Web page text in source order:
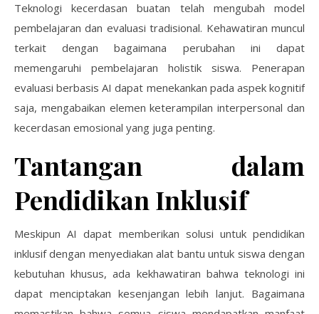
Teknologi kecerdasan buatan telah mengubah model
pembelajaran dan evaluasi tradisional. Kehawatiran muncul
terkait dengan bagaimana perubahan ini dapat
memengaruhi pembelajaran holistik siswa. Penerapan
evaluasi berbasis AI dapat menekankan pada aspek kognitif
saja, mengabaikan elemen keterampilan interpersonal dan
kecerdasan emosional yang juga penting.
Tantangan dalam
Pendidikan Inklusif
Meskipun AI dapat memberikan solusi untuk pendidikan
inklusif dengan menyediakan alat bantu untuk siswa dengan
kebutuhan khusus, ada kekhawatiran bahwa teknologi ini
dapat menciptakan kesenjangan lebih lanjut. Bagaimana